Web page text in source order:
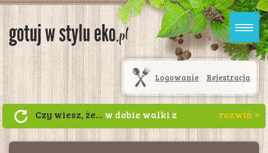
Logowanie Rejestracja
Czy wiesz, że... w dobie walki z
zalewającym nas plastikiem powstają
wielorazowe naczynia ze skrobi